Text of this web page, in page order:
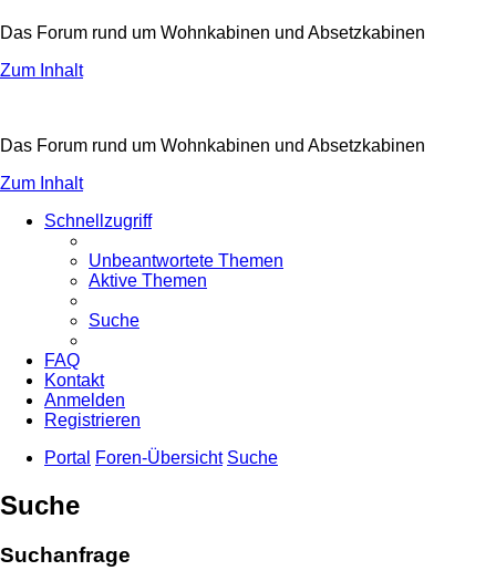
Das Forum rund um Wohnkabinen und Absetzkabinen
Zum Inhalt
Das Forum rund um Wohnkabinen und Absetzkabinen
Zum Inhalt
Schnellzugriff
Unbeantwortete Themen
Aktive Themen
Suche
FAQ
Kontakt
Anmelden
Registrieren
Portal Foren-Übersicht Suche
Suche
Suchanfrage